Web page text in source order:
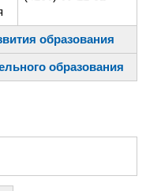
образования
образования